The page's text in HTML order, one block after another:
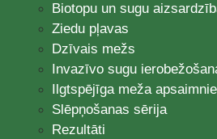
Biotopu un sugu
Ziedu pļavas
Dzīvais mežs
Invazīvo sugu
Ilgtspējīga meža
Slēpņošanas sērija
Rezultāti